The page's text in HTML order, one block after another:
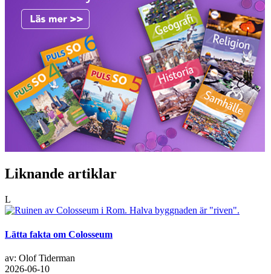
Liknande artiklar
L
Lätta fakta om Colosseum
av: Olof Tiderman
2026-06-10